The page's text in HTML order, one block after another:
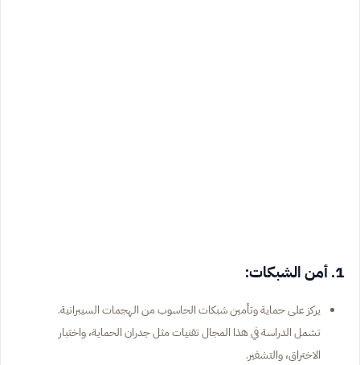
1. أمن الشبكات:
يركز على حماية وتأمين شبكات الحاسوب من الهجمات السيبرانية.
تشمل الدراسة في هذا المجال تقنيات مثل جدران الحماية، واختبار
الاختراق، والتشفير.